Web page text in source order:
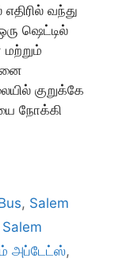
வந்து
ஷெட்டில்
குறுக்கே
நோக்கி
, Salem
Salem
அப்டேட்ஸ்,